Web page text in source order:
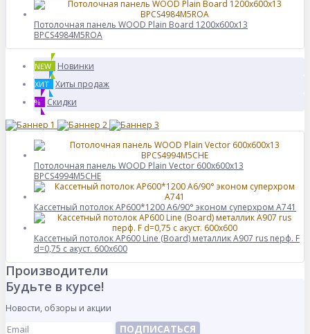
Потолочная панель WOOD Plain Board 1200x600x13
BPCS4984M5ROA
NEW Новинки
ХИТ Хиты продаж
% Скидки
Потолочная панель WOOD Plain Vector 600x600x13
BPCS4994M5CHE
Кассетный потолок AP600*1200 A6/90° эконом суперхром A741
Кассетный потолок AP600 Line (Board) металлик А907 rus перф. F
d=0,75 с акуст. 600x600
Производители
Будьте в курсе!
Новости, обзоры и акции
ПОДПИСАТЬСЯ